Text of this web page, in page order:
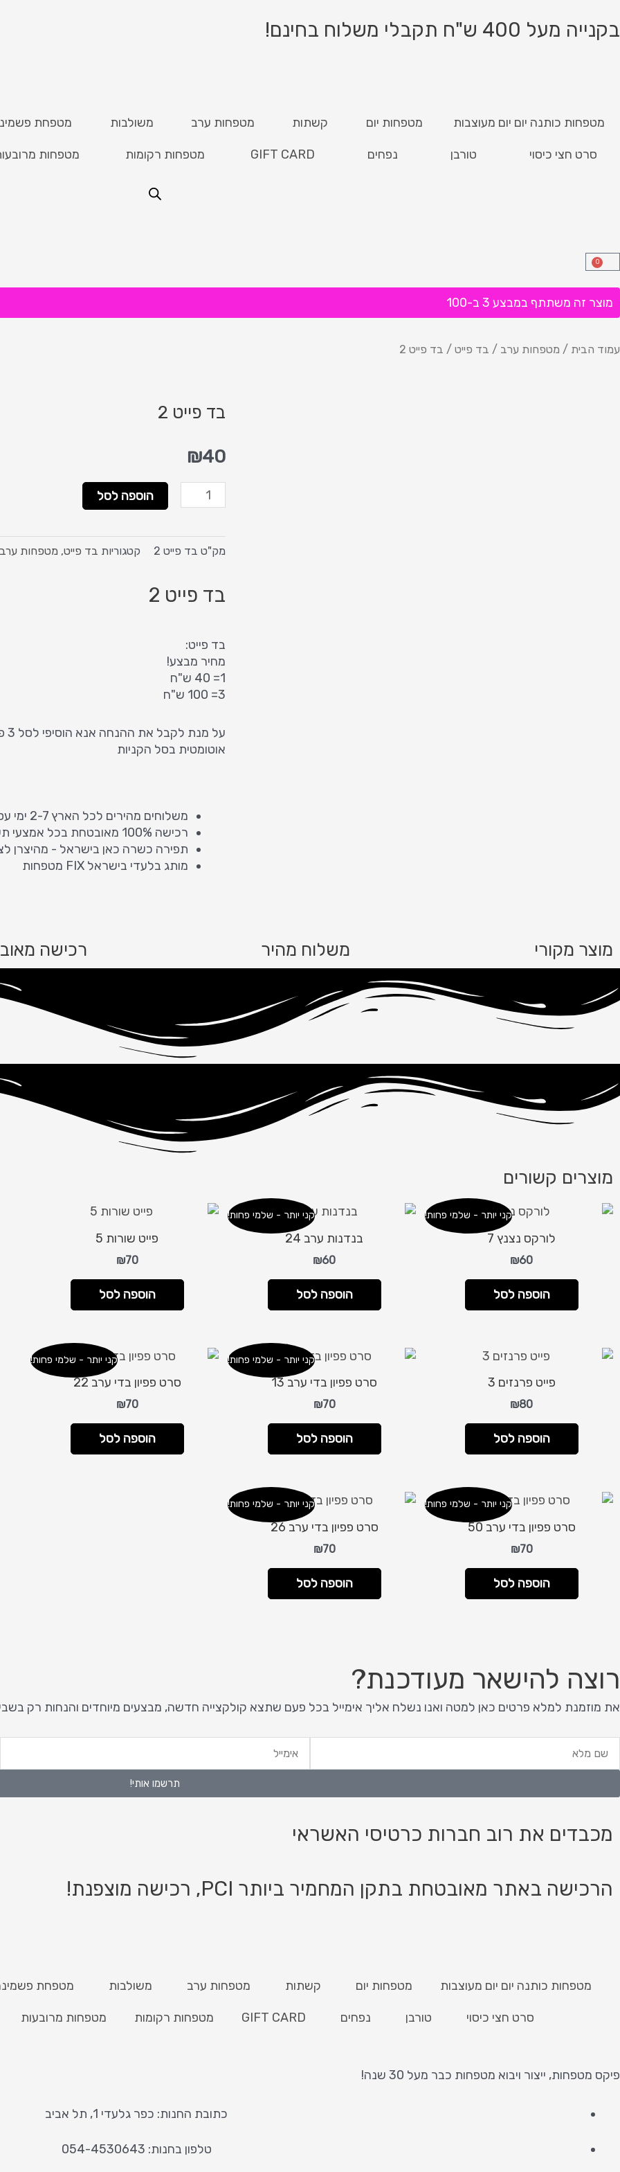
לתוכן
בקנייה מעל 400 ש"ח תקבלי משלוח בחינם!
מטפחות כותנה יום יום מעוצבות מטפחות יום קשתות מטפחות ערב משולבות מטפחת
סרט חצי כיסוי טורבן נפחים GIFT CARD מטפחות רקומות מטפחות
0
עגלת
מוצר זה משתתף במבצע 3 ב-100
עמוד הבית / מטפחות ערב / בד פייט / בד פייט 2
בד פייט 2
₪40
כמות
של
פייט
2
הוספה לסל
מק"ט בד פייט 2 קטגוריות בד פייט, מטפחות ערב
בד פייט 2
בד פייט:
מחיר מבצע!
1= 40 ש"ח
3= 100 ש"ח
אוטומטית בסל הקניות
משלוחים מהירים לכל הארץ 2-7 ימי עסקים
רכישה 100% מאובטחת בכל אמצעי תשלום
תפירה כשרה כאן בישראל - מהיצרן
מותג בלעדי בישראל FIX מטפחות
מוצר מקורי משלוח מהיר רכישה
מוצרים קשורים
קני יותר - שלמי פחות!
לורקס נצנץ 7
₪60
הוספה לסל
קני יותר - שלמי פחות!
בנדנות ערב 24
₪60
הוספה לסל
פייט שורות 5
₪70
הוספה לסל
פייט פרנזים 3
₪80
הוספה לסל
קני יותר - שלמי פחות!
סרט פפיון בדי ערב 13
₪70
הוספה לסל
קני יותר - שלמי פחות!
סרט פפיון בדי ערב 22
₪70
הוספה לסל
קני יותר - שלמי פחות!
סרט פפיון בדי ערב 50
₪70
הוספה לסל
קני יותר - שלמי פחות!
סרט פפיון בדי ערב 26
₪70
הוספה לסל
רוצה להישאר מעודכנת?
את מוזמנת למלא פרטים כאן למטה ואנו נשלח אליך אימייל בכל פעם שתצא קולקצייה חדשה, מבצעים מיוחדים והנחות רק
מלא
תרשמו אותי!
מכבדים את רוב חברות כרטיסי האשראי
הרכישה באתר מאובטחת בתקן המחמיר ביותר PCI, רכישה מוצפנת!
מטפחות כותנה יום יום מעוצבות מטפחות יום קשתות מטפחות ערב משולבות מטפחת
סרט חצי כיסוי טורבן נפחים GIFT CARD מטפחות רקומות מטפחות מרובעות
פיקס מטפחות, ייצור ויבוא מטפחות כבר מעל 30 שנה!
כתובת החנות: כפר גלעדי 1, תל אביב
טלפון בחנות: 054-4530643